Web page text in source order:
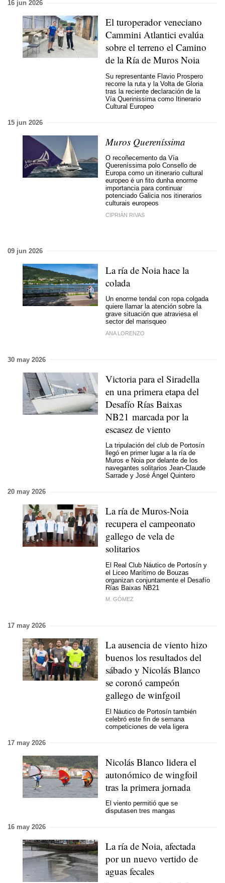
16 jun 2026
El turoperador veneciano
Cammini Atlantici evalúa
sobre el terreno el Camino
de la Ría de Muros Noia
Su representante Flavio Prospero
recorre la ruta y la Volta de Gloria
tras la reciente declaración de la
Vía Querinissima como Itinerario
Cultural Europeo
15 jun 2026
Muros Quereníssima
O recoñecemento da Vía
Quereníssima polo Consello de
Europa como un itinerario cultural
europeo é un fito dunha enorme
importancia para continuar
potenciado Galicia nos itinerarios
culturais europeos
CIPRIÁN RIVAS
09 jun 2026
La ría de Noia hace la
colada
Un enorme tendal con ropa colgada
quiere llamar la atención sobre la
grave situación que atraviesa el
sector del marisqueo
ANA LORENZO
30 may 2026
Victoria para el Siradella
en una primera etapa del
Desafío Rías Baixas
NB21 marcada por la
escasez de viento
La tripulación del club de Portosín
llegó en primer lugar a la ría de
Muros e Noia por delante de los
navegantes solitarios Jean-Claude
Sarrade y José Ángel Quintero
20 may 2026
La ría de Muros-Noia
recupera el campeonato
gallego de vela de
solitarios
El Real Club Náutico de Portosín y
el Liceo Marítimo de Bouzas
organizan conjuntamente el Desafío
Rías Baixas NB21
M. GÓMEZ
17 may 2026
La ausencia de viento hizo
buenos los resultados del
sábado y Nicolás Blanco
se coronó campeón
gallego de winfgoil
El Náutico de Portosín también
celebró este fin de semana
competiciones de vela ligera
17 may 2026
Nicolás Blanco lidera el
autonómico de wingfoil
tras la primera jornada
El viento permitió que se
disputasen tres mangas
16 may 2026
La ría de Noia, afectada
por un nuevo vertido de
aguas fecales